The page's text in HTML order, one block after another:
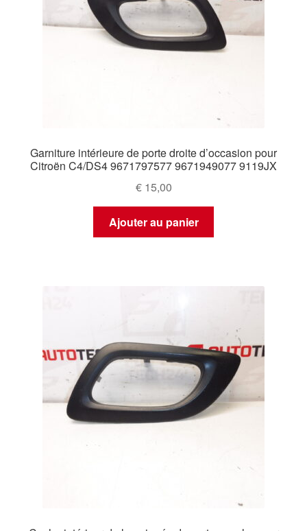
Garniture intérieure de porte droite d’occasion pour
Citroën C4/DS4 9671797577 9671949077 9119JX
€15,00
Ajouter au panier